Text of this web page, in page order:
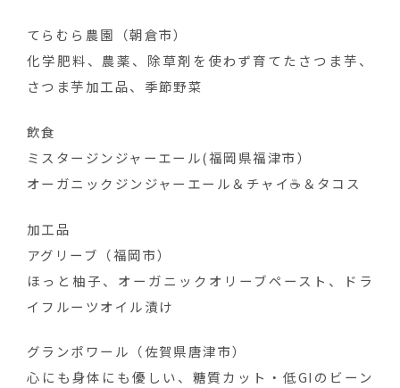
てらむら農園（朝倉市）
化学肥料、農薬、除草剤を使わず育てたさつま芋、
さつま芋加工品、季節野菜
飲食
ミスタージンジャーエール​​(福岡県福津市）
オーガニックジンジャーエール＆チャイ☕️＆タコス
加工品
アグリーブ（福岡市）
ほっと柚子、オーガニックオリーブペースト、ドラ
イフルーツオイル漬け
グランポワール（佐賀県唐津市）
心にも身体にも優しい、糖質カット・低GIのビーン